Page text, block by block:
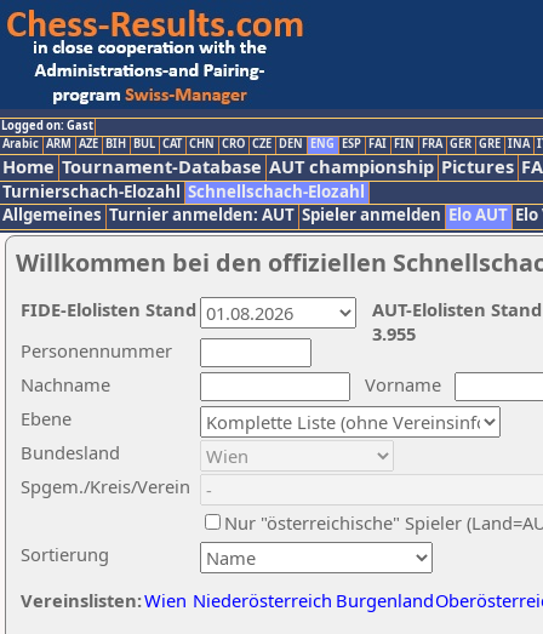
Logged on: Gast
Arabic ARM AZE BIH BUL CAT CHN CRO CZE DEN ENG ESP FAI FIN FRA GER GRE INA
Home Tournament-Database AUT championship Pictures
Turnierschach-Elozahl Schnellschach-Elozahl
Allgemeines Turnier anmelden: AUT Spieler anmelden Elo AUT
Willkommen bei den offiziellen
Nachname
Vorname
Ebene
Sortierung
Personennummer
Bundesland
Spgem./Kreis/Verein
Nur "österreichische" Spieler
Vereinslisten:Wien Niederösterreich Burgenland
AUT-Elolisten
3.955
FIDE-Elolisten Stand